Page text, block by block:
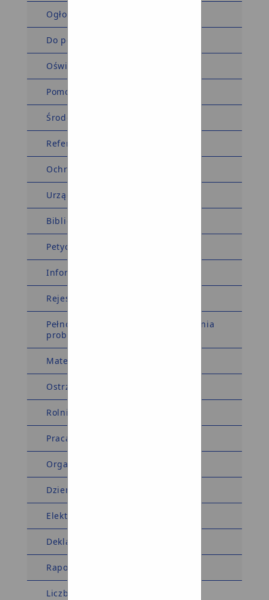
Ogłoszenia i obwieszczenia
Do pobrania
Oświadczenia majątkowe
Pomoc społeczna
Środowiskowy Dom Samopomocy
Referat komunalny
Ochrona środowiska
Urząd Stanu Cywilnego
Biblioteka
Petycje
Informacja dla sygnalistów
Rejestry i Ewidencje
Pełnomocnik Wójta ds. rozwiązywania
problemów alkoholowych
Materiały wyborcze
Ostrzeżenia meteorologiczne
Rolnictwo
Praca
Organizacje pozarządowe
Dziennik Ustaw Monitor Polski
Elektroniczna Skrzynka Podawcza
Deklaracja dostępności
Raport dostępności
Liczba wyświetleń: 5574224